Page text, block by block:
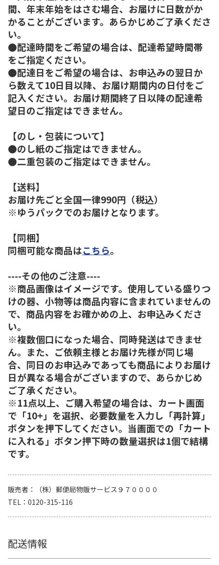
間、年末年始をはさむ場合、お届けに日数がか
かることがございます。あらかじめご了承くださ
い。
●配達時間をご希望の場合は、配達希望時間帯
をご指定ください。
●配達日をご希望の場合は、お申込みの翌日か
ら数えて10日目以降、お届け期間内の日付をご
記入ください。お届け期間終了日以降の配達希
望日のご指定はできません。
【のし・包装について】
●のし紙のご指定はできません。
●二重包装のご指定はできません。
【送料】
お届け先ごと全国一律990円（税込）
※ゆうパックでのお届けとなります。
【同梱】
同梱可能な商品はこちら。
----その他のご注意----
※商品画像はイメージです。使用している盛りつ
けの器、小物等は商品内容に含まれていませんの
で、商品内容をお確かめの上、お申込みくださ
い。
※複数個口になった場合、同時発送はできませ
ん。また、ご依頼主様とお届け先様が同じ場
合、同日のお申込みであっても商品によりお届け
日が異なる場合がございますので、あらかじめ
ご了承ください。
※11点以上、ご購入希望の場合は、カート画面
で「10+」を選択、必要数量を入力し「再計算」
ボタンを押下してください。当画面での「カート
に入れる」ボタン押下時の数量選択は1個で結構
です。
販売者
（株）郵便局物販サービス９７００００
TEL
0120-315-116
配送情報